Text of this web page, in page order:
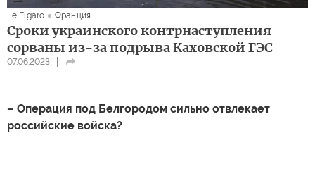
Le Figaro Франция
Сроки украинского контрнаступления
сорваны из-за подрыва Каховской ГЭС
07.06.2023
– Операция под Белгородом сильно отвлекает
российские войска?